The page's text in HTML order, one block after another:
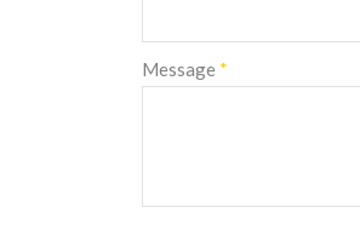
Message *